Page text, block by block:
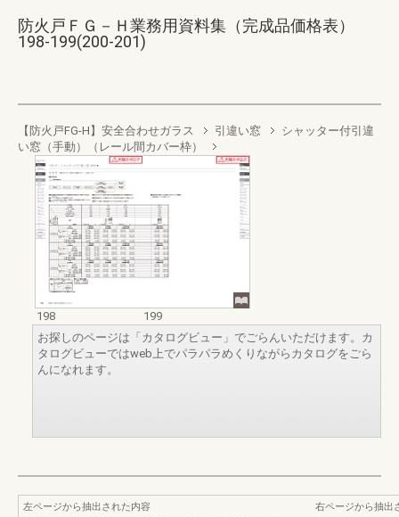
防火戸ＦＧ－Ｈ業務用資料集（完成品価格表）
198-199(200-201)
【防火戸FG-H】安全合わせガラス 引違い窓
シャッター付引違
い窓（手動）（レール間カバー枠）
198
199
お探しのページは「カタログビュー」でごらんいただけます。カ
タログビューではweb上でパラパラめくりながらカタログをごら
んになれます。
左ページから抽出された内容
右ページから抽出